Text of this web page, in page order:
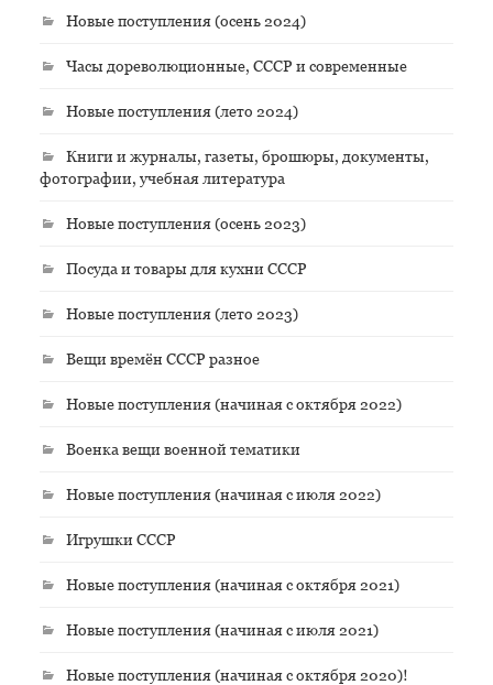
Новые поступления (осень 2024)
Часы дореволюционные, СССР и современные
Новые поступления (лето 2024)
Книги и журналы, газеты, брошюры, документы,
фотографии, учебная литература
Новые поступления (осень 2023)
Посуда и товары для кухни СССР
Новые поступления (лето 2023)
Вещи времён СССР разное
Новые поступления (начиная с октября 2022)
Военка вещи военной тематики
Новые поступления (начиная с июля 2022)
Игрушки СССР
Новые поступления (начиная с октября 2021)
Новые поступления (начиная с июля 2021)
Новые поступления (начиная с октября 2020)!